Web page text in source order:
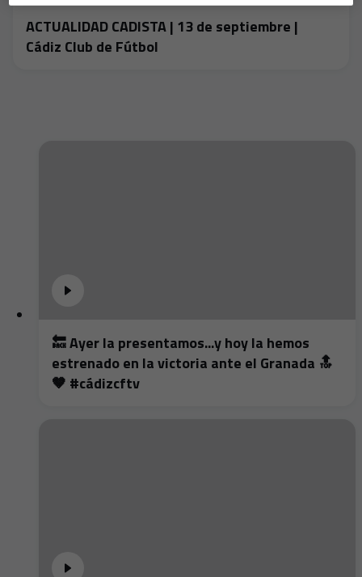
ACTUALIDAD CADISTA | 13 de septiembre |
Cádiz Club de Fútbol
🔙 Ayer la presentamos...y hoy la hemos
estrenado en la victoria ante el Granada 🔝
🤎 #cádizcftv